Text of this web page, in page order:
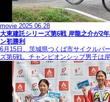
movie 2025.06.28
大東建託シリーズ第6戦 岸龍之介が2
ン初勝利
6月15日、茨城県つくば市サイクルパ
ズ第6戦。チャンピオンシップ男子は